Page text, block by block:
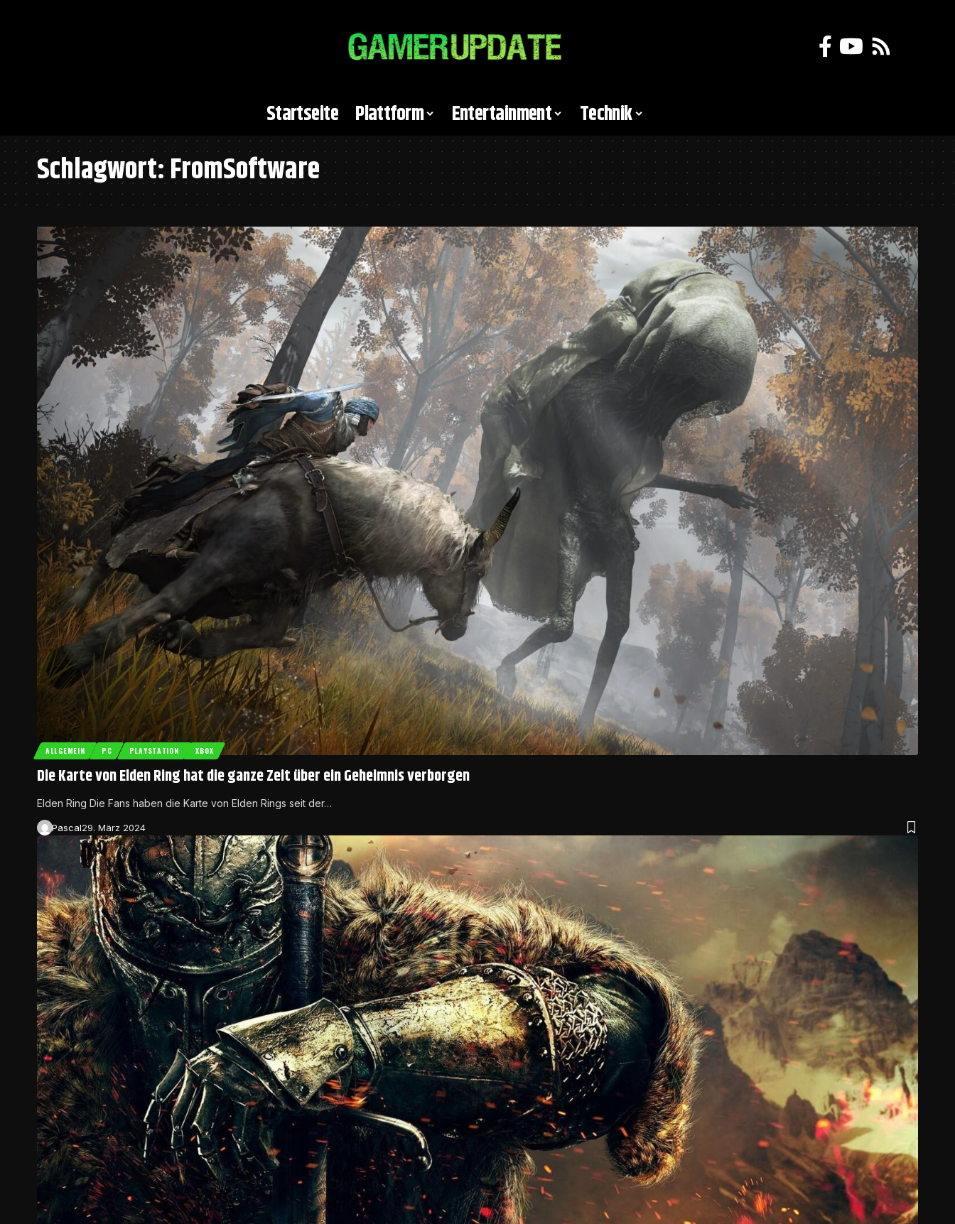
Startseite Plattform Entertainment Technik
Schlagwort:FromSoftware
ALLGEMEIN PC PLAYSTATION XBOX
Die Karte von Elden Ring hat die ganze Zeit über ein Geheimnis verborgen
Elden Ring Die Fans haben die Karte von Elden Rings seit der…
Pascal29. März 2024